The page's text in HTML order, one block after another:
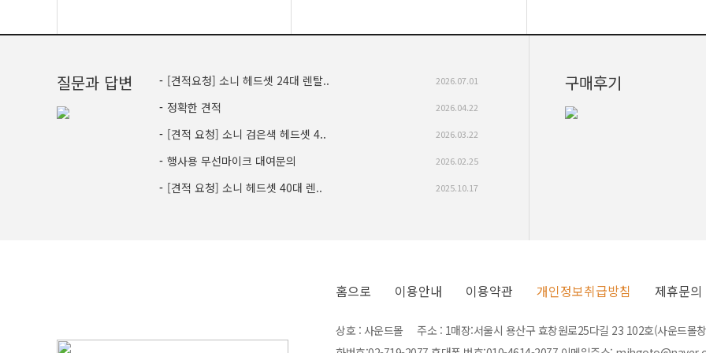
질문과 답변 - [견적요청] 소니 헤드셋 24대 렌탈.. 2026.07.01
- 정확한 견적 2026.04.22
- [견적 요청] 소니 검은색 헤드셋 4.. 2026.03.22
- 행사용 무선마이크 대여문의 2026.02.25
- [견적 요청] 소니 헤드셋 40대 렌.. 2025.10.17
구매후기
홈으로 이용안내 이용약관 개인정보취급방침 제휴문의